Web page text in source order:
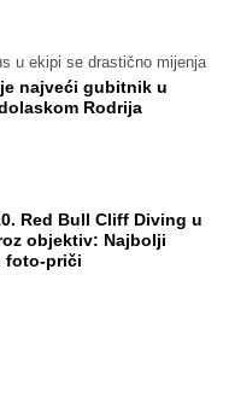
u ekipi se drastično mijenja
najveći gubitnik u
Rodrija
Red Bull Cliff Diving u
objektiv: Najbolji
foto-priči